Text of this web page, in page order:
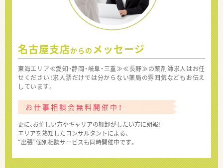
名古屋支店からの メッセージ
東海エリア≪愛知・静岡・岐阜・三重≫≪長野≫の薬剤師求人はお任
せください！求人票だけでは分からない薬局の雰囲気などもお伝え
しています。
お仕事相談会無料開催中！
更に、お忙しい方やキャリアの棚卸がしたい方に朗報!
エリアを熟知したコンサルタントによる、
“出張”個別相談サービスも同時開催中です。